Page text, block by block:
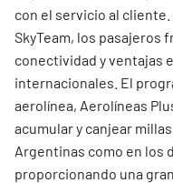
con el servicio al cliente.
SkyTeam, los
conectividad y ventajas
internacionales. El
aerolínea, Aerolíneas
acumular y canjear
Argentinas como en los
proporcionando una